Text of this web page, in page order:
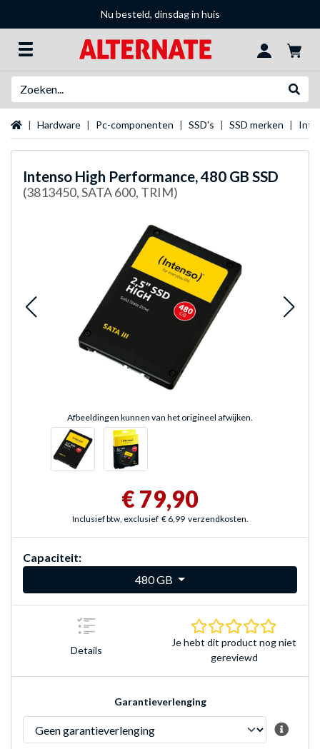
Nu besteld, dinsdag in huis
Startpagina
Hardware Pc-componenten SSD's SSD merken
Intenso High Performance, 480 GB SSD
(3813450, SATA 600, TRIM)
Afbeeldingen kunnen van het origineel afwijken.
€ 79,90
Inclusief btw, exclusief € 6,99 verzendkosten.
Capaciteit:
480 GB
Details
Je hebt dit product nog niet
gereviewd
Garantieverlenging